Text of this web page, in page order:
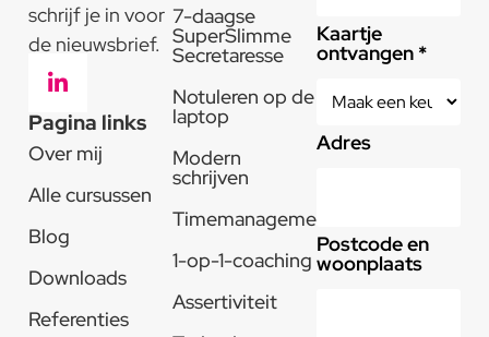
schrijf je in voor
de nieuwsbrief.
Pagina links
Over mij
Alle cursussen
Blog
Downloads
Referenties
7-daagse
SuperSlimme
Secretaresse
Notuleren op de
laptop
Modern
schrijven
Timemanagement
1-op-1-coaching
Assertiviteit
Kaartje
ontvangen *
Adres
Postcode en
woonplaats